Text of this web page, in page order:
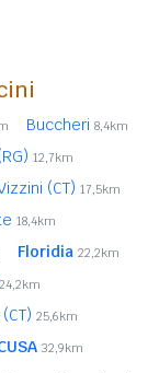
Buccheri 8,4km
12,7km
(CT) 17,5km
18,4km
Floridia 22,2km
24,2km
25,6km
32,9km